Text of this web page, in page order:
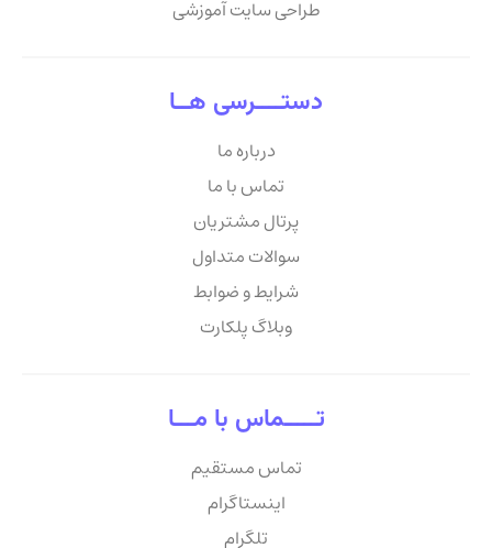
طراحی سایت آموزشی
دستــــرسی هــا
درباره ما
تماس با ما
پرتال مشتریان
سوالات متداول
شرایط و ضوابط
وبلاگ پلکارت
تـــــماس با مـــا
تماس مستقیم
اینستاگرام
تلگرام